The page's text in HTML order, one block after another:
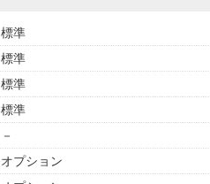
標準
標準
標準
標準
－
オプション